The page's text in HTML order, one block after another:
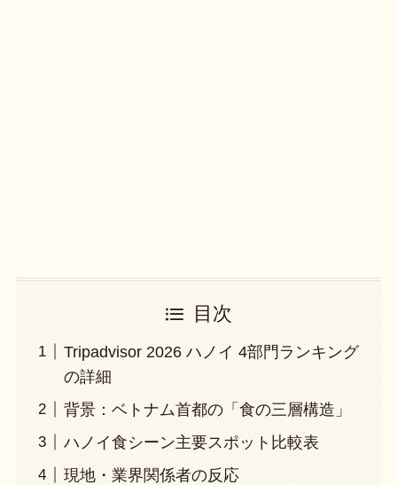
目次
Tripadvisor 2026 ハノイ 4部門ランキング
の詳細
背景：ベトナム首都の「食の三層構造」
ハノイ食シーン主要スポット比較表
現地・業界関係者の反応